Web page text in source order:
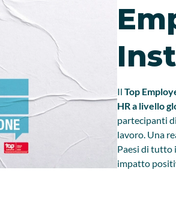
Il Top
HR a livello
partecipanti
lavoro. Una
Paesi di tutto
impatto